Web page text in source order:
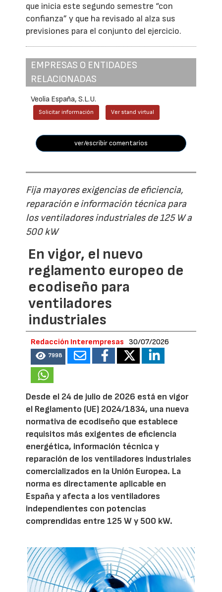
que inicia este segundo semestre “con
confianza” y que ha revisado al alza sus
previsiones para el conjunto del ejercicio.
EMPRESAS O ENTIDADES
RELACIONADAS
Veolia España, S.L.U.
Solicitar información Ver stand virtual
ver/escribir comentarios
Fija mayores exigencias de eficiencia,
reparación e información técnica para
los ventiladores industriales de 125 W a
500 kW
En vigor, el nuevo
reglamento europeo de
ecodiseño para
ventiladores
industriales
Redacción Interempresas 30/07/2026
7998
Desde el 24 de julio de 2026 está en vigor
el Reglamento (UE) 2024/1834, una nueva
normativa de ecodiseño que establece
requisitos más exigentes de eficiencia
energética, información técnica y
reparación de los ventiladores industriales
comercializados en la Unión Europea. La
norma es directamente aplicable en
España y afecta a los ventiladores
independientes con potencias
comprendidas entre 125 W y 500 kW.